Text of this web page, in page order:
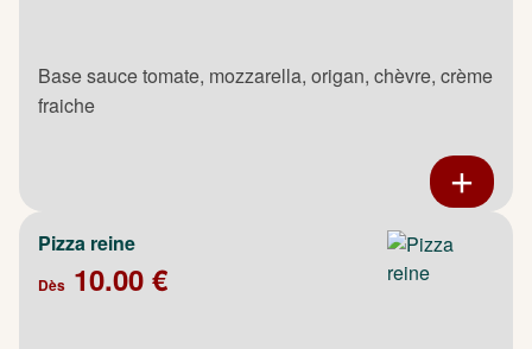
Base sauce tomate, mozzarella, origan, chèvre, crème
fraiche
Pizza reine
Dès 10.00 €